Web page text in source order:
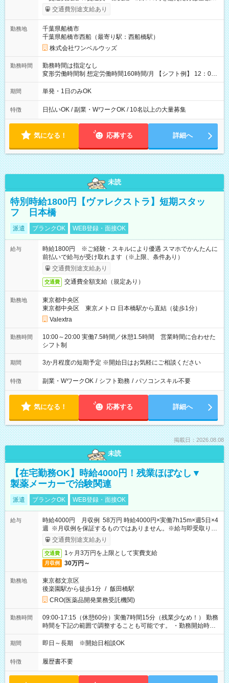
給！ ※往復500円以内の方は自己負担となります ★日払いOK！
（規定あり） ┗働いたその日に現金GET♪ お仕事後はコンビニ
なし
交通費別途支給あり
勤務地
千葉県船橋市
千葉県船橋市西船（最寄り駅：西船橋駅）
株式会社ワンベルウッズ
勤務時間
勤務時間は指定なし
変形労働時間制 想定労働時間160時間/月 【シフト例】 12：00
～22：00
期間 単発・1日のみOK
特徴 日払いOK / 副業・WワークOK / 10名以上の大量募集
気になる！ 応募する 詳細へ
未読
特別時給1800円【ヴァレクストラ】短期スタッ
フ 日本橋
派遣 ブランクOK WEB登録・面接OK
給与
時給1800円 ※ご経験・スキルにより優遇 スマホでかんたんに
前払いで給与が受け取れます（※上限、条件あり）
交通費別途支給あり
交通費 交通費全額支給（規定あり）
勤務地
東京都中央区
東京都中央区 東京メトロ 日本橋駅から直結（徒歩1分）
Valextra
勤務時間
10:00～20:00 実働7.5時間／休憩1.5時間 営業時間に合わせた
シフト制
期間 3か月程度の短期予定 ※開始日はお気軽にご相談ください
特徴 副業・WワークOK / シフト勤務 / パソコンスキル不要
気になる！ 応募する 詳細へ
掲載日：2026.08.08
未読
【在宅勤務OK】時給4000円！残業ほぼなし▼
製薬メーカーで治験関連
派遣 ブランクOK WEB登録・面接OK
給与
時給4000円 月収例 58万円 時給4000円×実働7h15m×週5日×4
週 ※月収例を保証するものではありません。※給与即受取りサ
ービス利用可（利用条件有）
交通費別途支給あり
交通費 1ヶ月3万円を上限として実費支給
月収例 30万円～
勤務地
東京都文京区
後楽園駅から徒歩1分 / 飯田橋駅
CRO(医薬品開発業務受託機関)
勤務時間
09:00-17:15（休憩60分）実働7時間15分（残業少なめ！） 勤務
時間を下記の範囲で調整することも可能です。 ・勤務開始時
間 09:00～10:00 ・勤務終了時間 16:00～17:15 ・実働
05:00～07:15
期間 即日～長期 ※開始日相談OK
特徴 履歴書不要